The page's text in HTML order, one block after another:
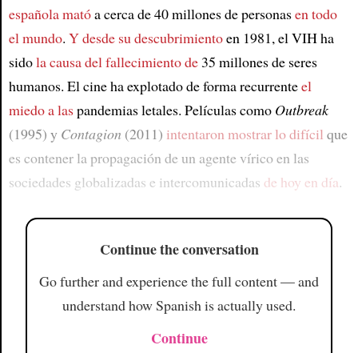
española matóa cerca de 40 millones de personasen todo
el mundo. Y desde su descubrimientoen 1981, el VIH ha
sidola causa del fallecimiento de35 millones de seres
humanos. El cine ha explotado de forma recurrenteel
miedo a laspandemias letales. Películas como Outbreak
(1995) y Contagion (2011) intentaron mostrar lo difícil que
es contener la propagación de un agente vírico en las
sociedades globalizadas e intercomunicadas de hoy en día.
Continue the conversation
Go further and experience the full content — and
understand how Spanish is actually used.
Continue